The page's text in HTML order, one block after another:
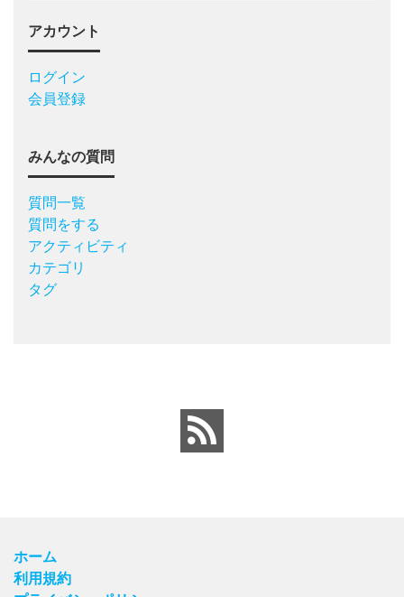
アカウント
ログイン
会員登録
みんなの質問
質問一覧
質問をする
アクティビティ
カテゴリ
タグ
ホーム
利用規約